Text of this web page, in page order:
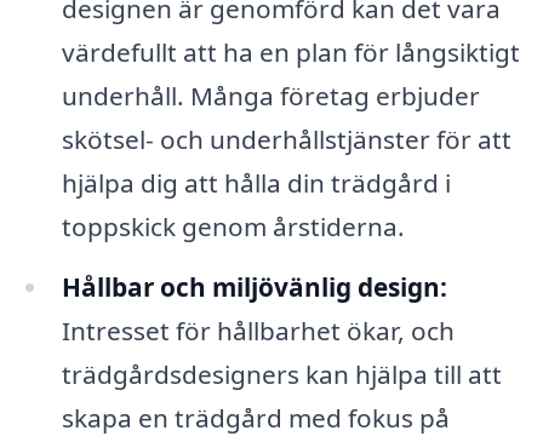
designen är genomförd kan det vara
värdefullt att ha en plan för långsiktigt
underhåll. Många företag erbjuder
skötsel- och underhållstjänster för att
hjälpa dig att hålla din trädgård i
toppskick genom årstiderna.
Hållbar och miljövänlig design:
Intresset för hållbarhet ökar, och
trädgårdsdesigners kan hjälpa till att
skapa en trädgård med fokus på